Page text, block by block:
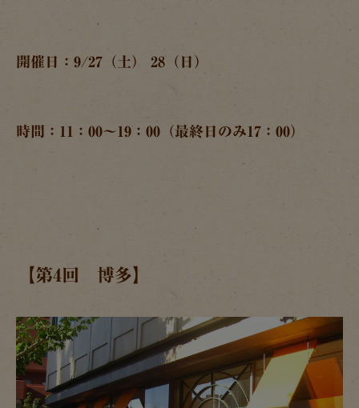
開催日：9/27（土） 28（日）
時間：11：00～19：00（最終日のみ17：00）
【第4回 博多】